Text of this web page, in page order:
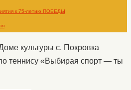
к 75-летию ПОБЕДЫ
культуры с. Покровка
теннису «Выбирая спорт — ты